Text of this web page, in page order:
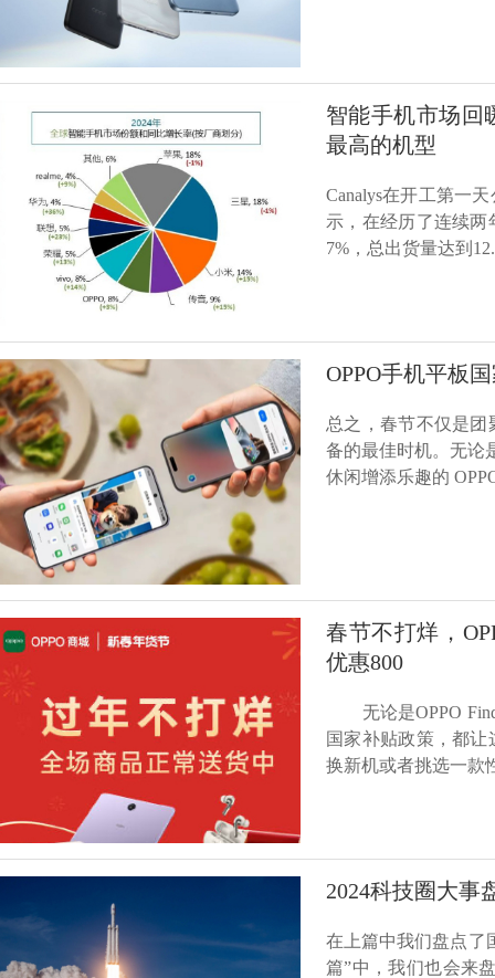
智能手机市场回
最高的机型
Canalys在开工第一
示，在经历了连续两
7%，总出货量达到
OPPO手机平板
总之，春节不仅是
备的最佳时机。无论
休闲增添乐趣的
春节不打烊，
优惠800
无论是OPPO Find
国家补贴政策，都
换新机或者挑选一款
2024科技圈大事
在上篇中我们盘点了
篇”中，我们也会来